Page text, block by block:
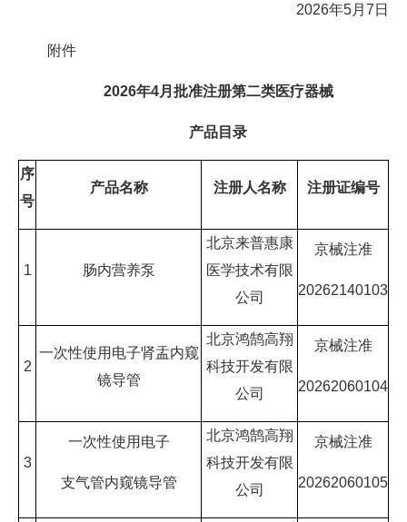
2026年5月7日
附件
2026年4月批准注册第二类医疗器械
产品目录
序
号
产品名称 注册人名称 注册证编号
1 肠内营养泵
北京来普惠康
医学技术有限
公司
京械注准
20262140103
2
一次性使用电子肾盂内窥
镜导管
北京鸿鹄高翔
科技开发有限
公司
京械注准
20262060104
3
一次性使用电子
支气管内窥镜导管
北京鸿鹄高翔
科技开发有限
公司
京械注准
20262060105